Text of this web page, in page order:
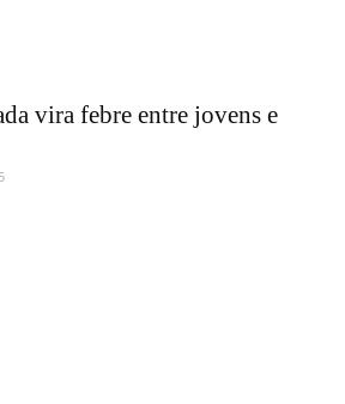
vira febre entre jovens e